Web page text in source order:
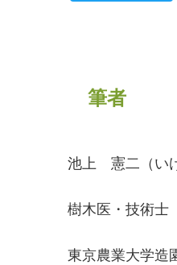
筆者
池上 憲二（い
樹木医・技術士
東京農業大学造